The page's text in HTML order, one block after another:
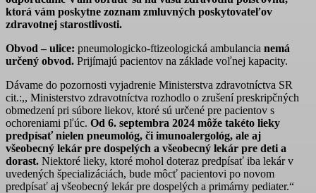
ktorá vám poskytne zoznam zmluvných poskytovateľov
zdravotnej starostlivosti.
Obvod – ulice: pneumologicko-ftizeologická ambulancia nemá
určený obvod. Prijímajú pacientov na základe voľnej kapacity.
Dávame do pozornosti vyjadrenie Ministerstva zdravotníctva SR
cit.:,, Ministerstvo zdravotníctva rozhodlo o zrušení preskripčných
obmedzení pri súbore liekov, ktoré sú určené pre pacientov s
ochoreniami pľúc. Od 6. septembra 2024 môže takéto lieky
predpísať nielen pneumológ, či imunoalergológ, ale aj
všeobecný lekár pre dospelých a všeobecný lekár pre deti a
dorast. Niektoré lieky, ktoré mohol doteraz predpísať iba lekár v
uvedených špecializáciách, bude môcť pacientovi po novom
predpísať aj všeobecný lekár pre dospelých a primárny pediater.“